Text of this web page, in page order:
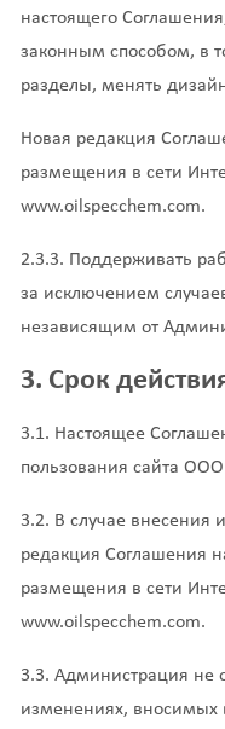
настоящего
законным способом, в
разделы, менять
Новая редакция
размещения в сети
www.oilspecchem.com.
2.3.3. Поддерживать
за исключением
независящим от
3. Срок
3.1. Настоящее
пользования сайта ООО
3.2. В случае внесения
редакция Соглашения
размещения в сети
www.oilspecchem.com.
3.3. Администрация не
изменениях, вносимых